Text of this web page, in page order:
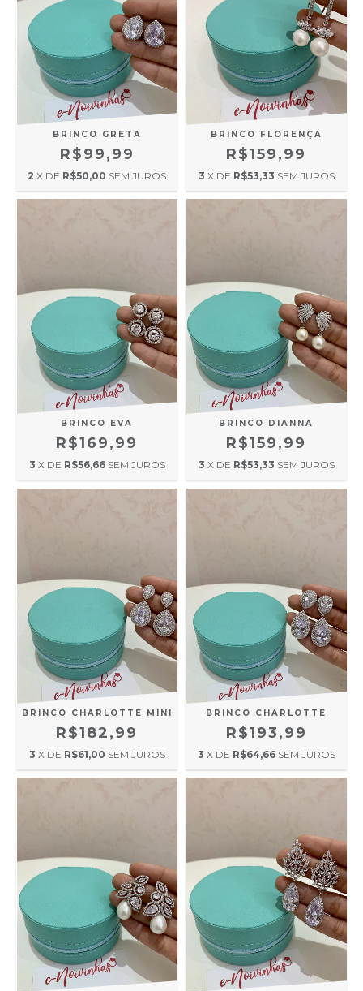
BRINCO GRETA
R$99,99
2 X DE R$50,00 SEM JUROS
BRINCO FLORENÇA
R$159,99
3 X DE R$53,33 SEM JUROS
BRINCO EVA
R$169,99
3 X DE R$56,66 SEM JUROS
BRINCO DIANNA
R$159,99
3 X DE R$53,33 SEM JUROS
BRINCO CHARLOTTE MINI
R$182,99
3 X DE R$61,00 SEM JUROS
BRINCO CHARLOTTE
R$193,99
3 X DE R$64,66 SEM JUROS